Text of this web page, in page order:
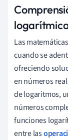
Las
cuando se
ofreciendo
en números
de logaritmos,
números
funciones
entre las